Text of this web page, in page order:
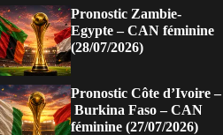
Pronostic Zambie-
Egypte – CAN féminine
(28/07/2026)
Pronostic Côte d’Ivoire –
Burkina Faso – CAN
féminine (27/07/2026)